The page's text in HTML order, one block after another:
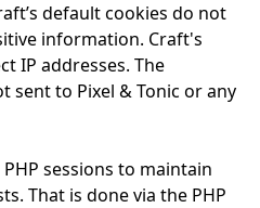
default cookies do not
information. Craft's
IP addresses. The
sent to Pixel & Tonic or any
sessions to maintain
That is done via the PHP